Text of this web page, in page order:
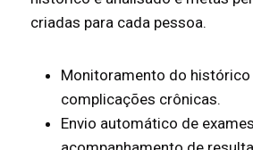
criadas para cada pessoa.
Monitoramento do histórico
complicações crônicas.
Envio automático de